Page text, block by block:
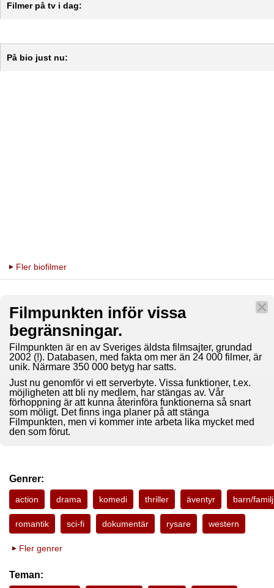
Filmer på tv i dag:
På bio just nu:
Fler biofilmer
Filmpunkten inför vissa
begränsningar.
Filmpunkten är en av Sveriges äldsta filmsajter, grundad
2002 (!). Databasen, med fakta om mer än 24 000 filmer, är
unik. Närmare 350 000 betyg har satts.
Just nu genomför vi ett serverbyte. Vissa funktioner, t.ex.
möjligheten att bli ny medlem, har stängas av. Vår
förhoppning är att kunna återinföra funktionerna så snart
som möligt. Det finns inga planer på att stänga
Filmpunkten, men vi kommer inte arbeta lika mycket med
den som förut.
Genrer:
action drama komedi thriller äventyr barn/familj
romantik sci-fi dokumentär rysare western
Fler genrer
Teman: